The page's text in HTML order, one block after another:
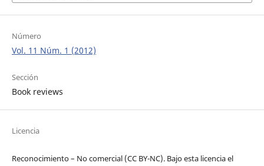
Número
Vol. 11 Núm. 1 (2012)
Sección
Book reviews
Licencia
Reconocimiento – No comercial (CC BY-­NC). Bajo esta licencia el